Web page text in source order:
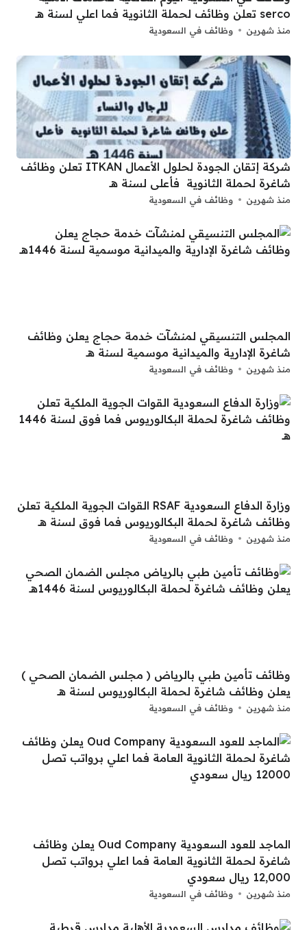
serco تعلن وظائف لحملة الثانوية فما اعلي لسنة هــ
منذ شهرين وظائف في السعودية
شركة إتقان الجودة لحلول الأعمال ITKAN تعلن وظائف
شاغرة لحملة الثانوية فأعلى لسنة هــ
منذ شهرين وظائف في السعودية
المجلس التنسيقي لمنشآت خدمة حجاج يعلن وظائف
شاغرة الإدارية والميدانية موسمية لسنة هــ
منذ شهرين وظائف في السعودية
وزارة الدفاع السعودية RSAF القوات الجوية الملكية تعلن
وظائف شاغرة لحملة البكالوريوس فما فوق لسنة هــ
منذ شهرين وظائف في السعودية
وظائف تأمين طبي بالرياض ( مجلس الضمان الصحي )
يعلن وظائف شاغرة لحملة البكالوريوس لسنة هــ
منذ شهرين وظائف في السعودية
الماجد للعود السعودية Oud Company يعلن وظائف
شاغرة لحملة الثانوية العامة فما اعلي برواتب تصل
12,000 ريال سعودي
منذ شهرين وظائف في السعودية